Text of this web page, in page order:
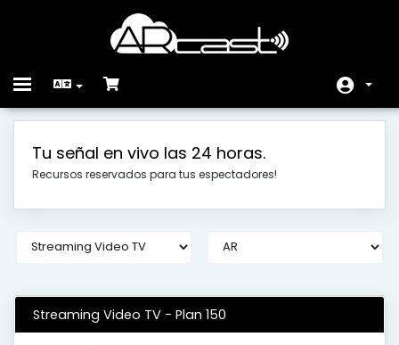
Toggle
المتجر
مكتبة الشروحات
راسلنا
Tu señal en vivo las 24 horas.
Recursos reservados para tus espectadores!
Streaming Video TV - Plan 150